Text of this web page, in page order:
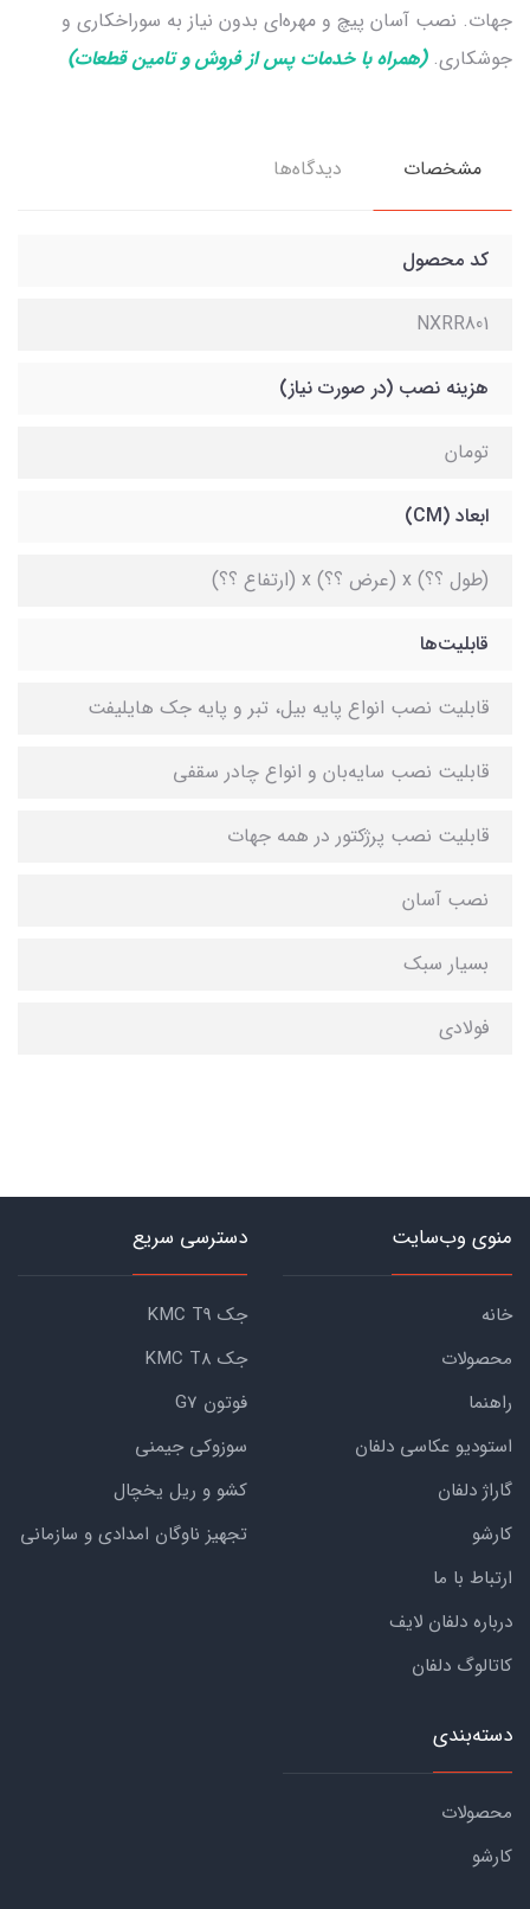
جهات. نصب آسان پیچ و مهره‌ای بدون نیاز به سوراخکاری و
جوشکاری.(همراه با خدمات پس از فروش و تامین قطعات)
مشخصات دیدگاه‌ها
کد محصول
NXRR801
هزینه نصب (در صورت نیاز)
تومان
ابعاد (CM)
(طول ؟؟) x (عرض ؟؟) x (ارتفاع ؟؟)
قابلیت‌ها
قابلیت نصب انواع پایه بیل، تبر و پایه جک هایلیفت
قابلیت نصب سایه‌بان و انواع چادر سقفی
قابلیت نصب پرژکتور در همه جهات
نصب آسان
بسیار سبک
فولادی
منوی وب‌سایت
خانه
محصولات
راهنما
استودیو عکاسی دلفان
گاراژ دلفان
کارشو
ارتباط با ما
درباره دلفان لایف
کاتالوگ دلفان
دسترسی سریع
جک KMC T9
جک KMC T8
فوتون G7
سوزوکی جیمنی
کشو و ریل یخچال
تجهیز ناوگان امدادی و سازمانی
دسته‌بندی
محصولات
کارشو